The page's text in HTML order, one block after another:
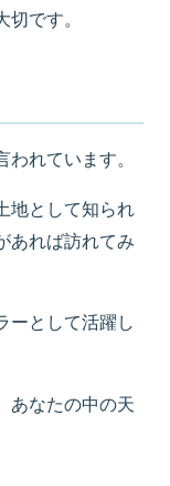
切です。
れています。
地として知られ
あれば訪れてみ
ーとして活躍し
あなたの中の天